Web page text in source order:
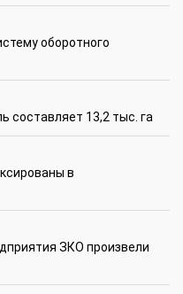
оборотного
составляет 13,2 тыс. га
в
ЗКО произвели